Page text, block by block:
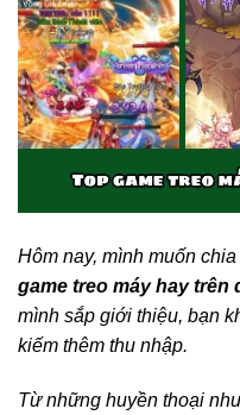
Hôm nay, mình muốn
game treo máy hay trên
mình sắp giới thiệu, bạn
kiếm thêm thu nhập.
Từ những huyền thoại